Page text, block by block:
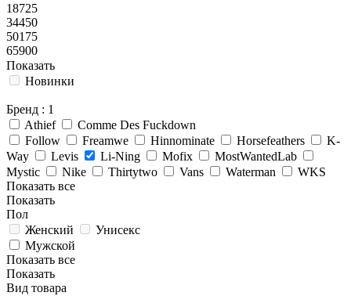
18725
34450
50175
65900
Показать
Новинки
Бренд : 1
Athief
Comme Des Fuckdown
Follow
Freamwe Hinnominate Horsefeathers
K-
Way
Levis Li-Ning Mofix
MostWantedLab
Mystic
Nike Thirtytwo Vans Waterman
WKS
Показать все
Показать
Пол
Женский
Унисекс
Мужской
Показать все
Показать
Вид товара